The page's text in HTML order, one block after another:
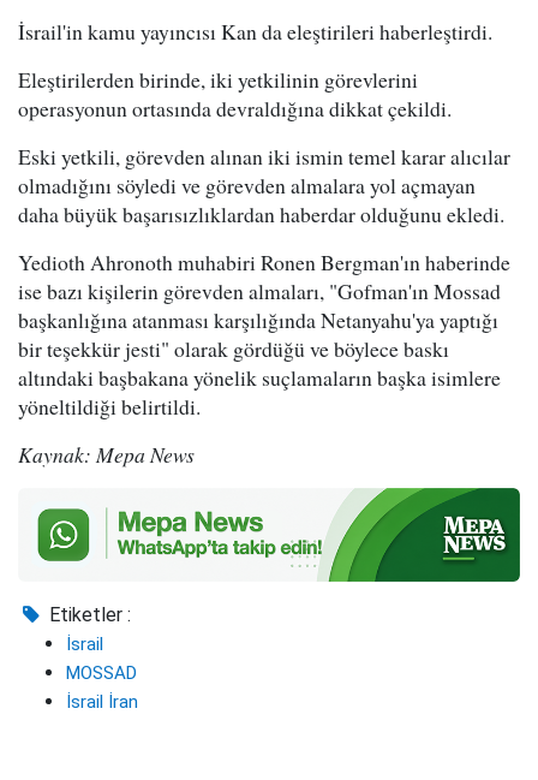
İsrail'in kamu yayıncısı Kan da eleştirileri haberleştirdi.
Eleştirilerden birinde, iki yetkilinin görevlerini
operasyonun ortasında devraldığına dikkat çekildi.
Eski yetkili, görevden alınan iki ismin temel karar alıcılar
olmadığını söyledi ve görevden almalara yol açmayan
daha büyük başarısızlıklardan haberdar olduğunu ekledi.
Yedioth Ahronoth muhabiri Ronen Bergman'ın haberinde
ise bazı kişilerin görevden almaları, "Gofman'ın Mossad
başkanlığına atanması karşılığında Netanyahu'ya yaptığı
bir teşekkür jesti" olarak gördüğü ve böylece baskı
altındaki başbakana yönelik suçlamaların başka isimlere
yöneltildiği belirtildi.
Kaynak: Mepa News
Etiketler :
İsrail
MOSSAD
İsrail İran